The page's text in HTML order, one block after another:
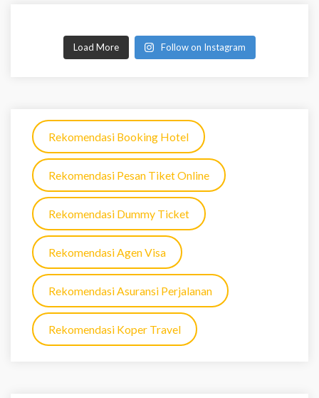
Load More Follow on Instagram
Rekomendasi Booking Hotel
Rekomendasi Pesan Tiket Online
Rekomendasi Dummy Ticket
Rekomendasi Agen Visa
Rekomendasi Asuransi Perjalanan
Rekomendasi Koper Travel